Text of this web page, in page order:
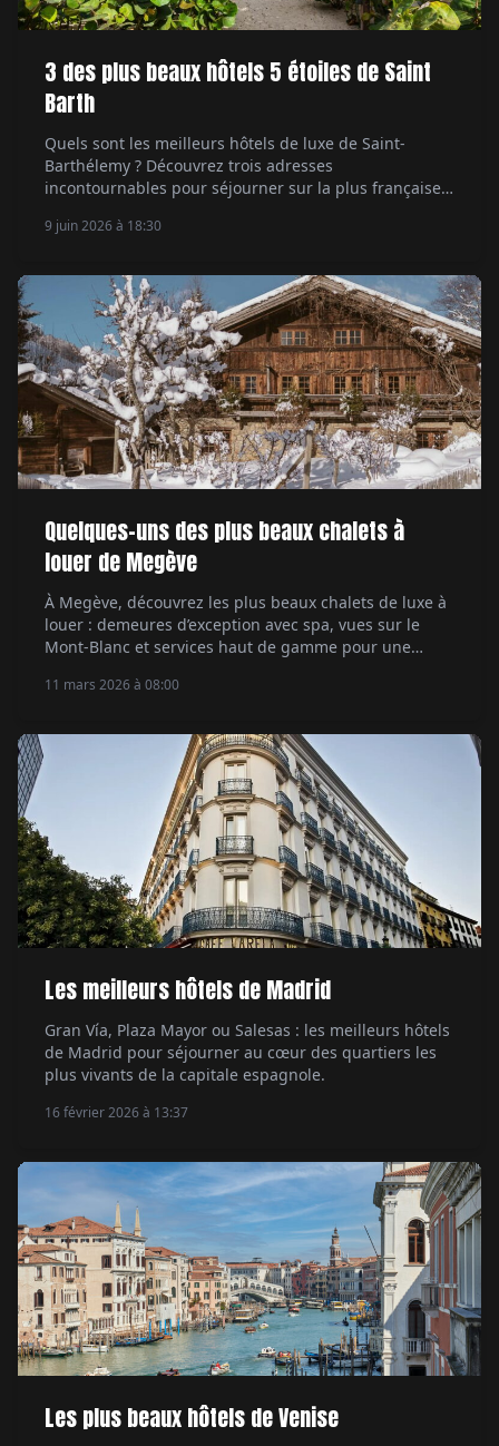
3 des plus beaux hôtels 5 étoiles de Saint
Barth
Quels sont les meilleurs hôtels de luxe de Saint-
Barthélemy ? Découvrez trois adresses
incontournables pour séjourner sur la plus française
9 juin 2026 à 18:30
Quelques-uns des plus beaux chalets à
louer de Megève
À Megève, découvrez les plus beaux chalets de luxe à
louer : demeures d’exception avec spa, vues sur le
Mont-Blanc et services haut de gamme pour une
11 mars 2026 à 08:00
Les meilleurs hôtels de Madrid
Gran Vía, Plaza Mayor ou Salesas : les meilleurs hôtels
de Madrid pour séjourner au cœur des quartiers les
plus vivants de la capitale espagnole.
16 février 2026 à 13:37
Les plus beaux hôtels de Venise